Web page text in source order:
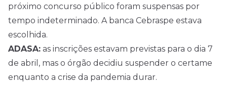
próximo concurso público foram suspensas por
tempo indeterminado. A banca Cebraspe estava
escolhida.
ADASA: as inscrições estavam previstas para o dia 7
de abril, mas o órgão decidiu suspender o certame
enquanto a crise da pandemia durar.